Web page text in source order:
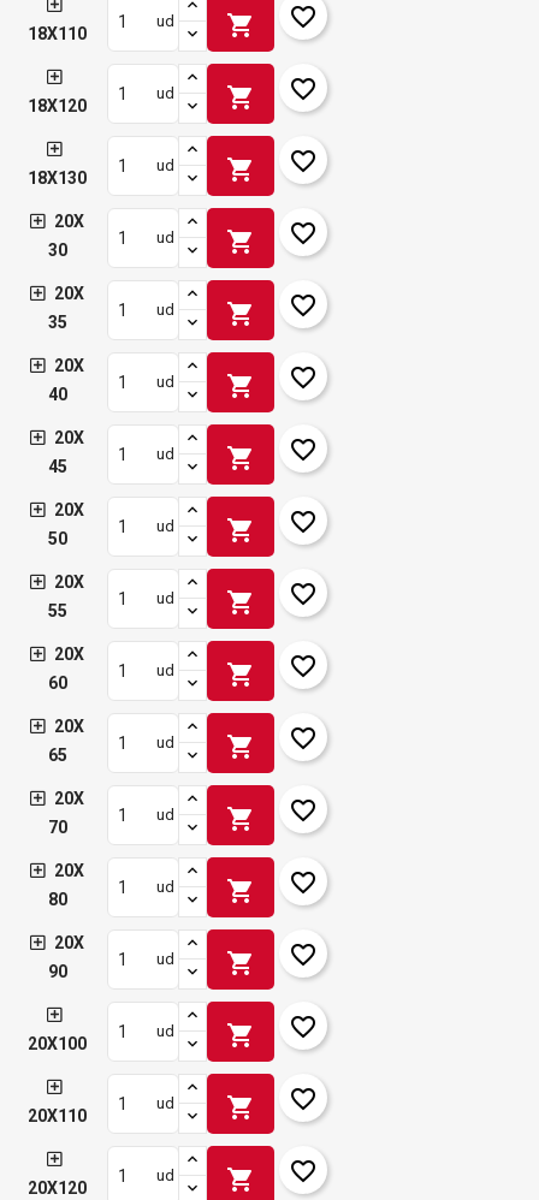
18X110
ud shopping_cart favorite_border
18X120
ud shopping_cart favorite_border
18X130
ud shopping_cart favorite_border
20X
30
ud shopping_cart favorite_border
20X
35
ud shopping_cart favorite_border
20X
40
ud shopping_cart favorite_border
20X
45
ud shopping_cart favorite_border
20X
50
ud shopping_cart favorite_border
20X
55
ud shopping_cart favorite_border
20X
60
ud shopping_cart favorite_border
20X
65
ud shopping_cart favorite_border
20X
70
ud shopping_cart favorite_border
20X
80
ud shopping_cart favorite_border
20X
90
ud shopping_cart favorite_border
20X100
ud shopping_cart favorite_border
20X110
ud shopping_cart favorite_border
20X120
ud shopping_cart favorite_border